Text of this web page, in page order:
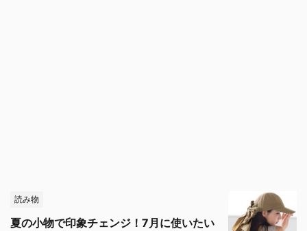
読み物
夏の小物で印象チェンジ！7月に使いたい